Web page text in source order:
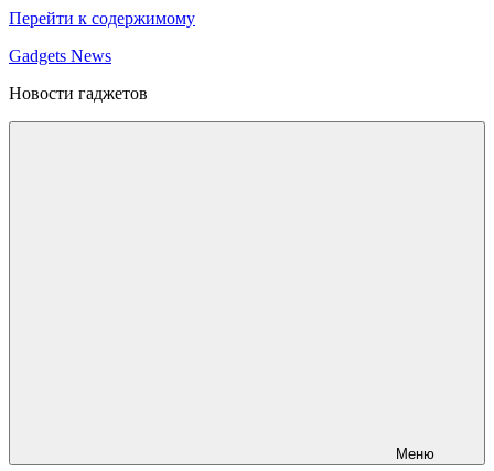
Перейти к содержимому
Gadgets News
Новости гаджетов
Меню